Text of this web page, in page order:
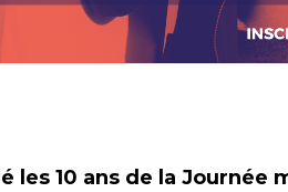
les 10 ans de la Journée